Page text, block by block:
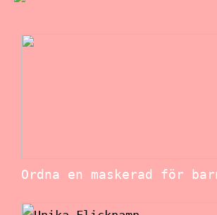
Ordna en maskerad för